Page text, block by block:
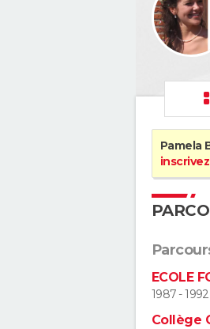
Pamela
ECOLE
1987 - 1992
Collège